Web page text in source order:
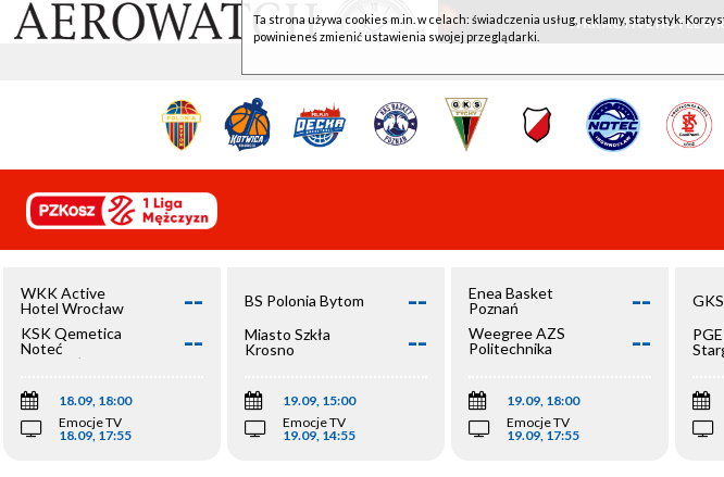
WKK ACTIVE HOTEL
WKK Active
Hotel Wrocław
--
KSK Qemetica
Noteć
Inowrocław
--
18.09, 18:00
Emocje TV
18.09, 17:55
BS Polonia Bytom --
Miasto Szkła
Krosno
--
19.09, 15:00
Emocje TV
19.09, 14:55
Enea Basket
Poznań
--
Weegree AZS
Politechnika
--
19.09, 18:00
Emocje TV
19.09, 17:55
Ta strona używa cookies m.in. w celach: świadczenia usług, reklamy, statystyk.
powinieneś zmienić ustawienia swojej przeglądarki.